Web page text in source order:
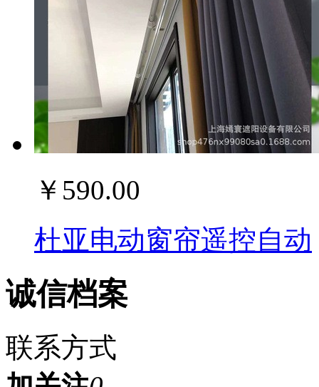
￥590.00
杜亚电动窗帘遥控自动
诚信档案
联系方式